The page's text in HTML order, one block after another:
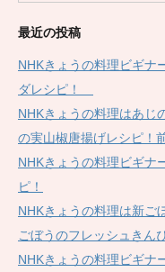
最近の投稿
NHKきょうの料理ビギナ
ダレシピ！
NHKきょうの料理はあじ
の実山椒唐揚げレシピ！
NHKきょうの料理ビギナ
ピ！
NHKきょうの料理は新ご
ごぼうのフレッシュきん
NHKきょうの料理ビギナ